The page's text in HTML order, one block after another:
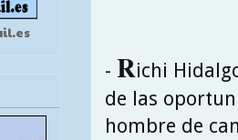
- Richi
de las
hombre de